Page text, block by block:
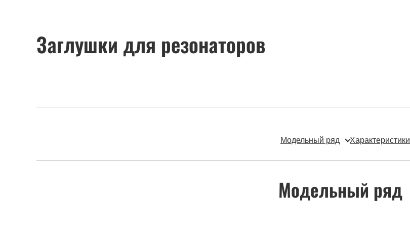
Заглушки для резонаторов
Модельный ряд Характеристики
Модельный ряд